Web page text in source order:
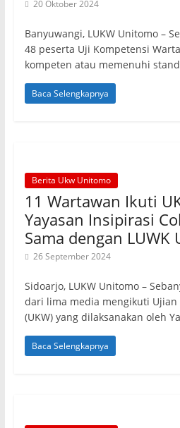
20 Oktober 2024
Banyuwangi, LUKW Unitomo –
48 peserta Uji Kompetensi
kompeten atau memenuhi
Baca Selengkapnya
Berita Ukw Unitomo
11 Wartawan Ikuti
Yayasan Insipirasi
Sama dengan LUWK
26 September 2024
Sidoarjo, LUKW Unitomo –
dari lima media mengikuti Ujian
(UKW) yang dilaksanakan oleh
Baca Selengkapnya